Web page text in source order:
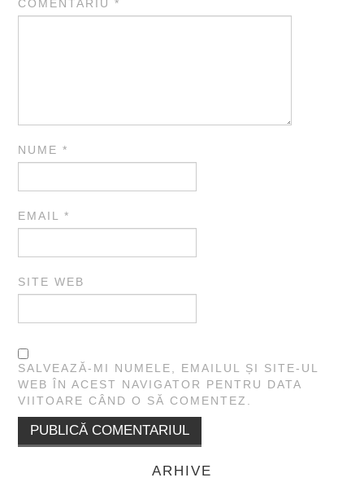
COMENTARIU*
NUME*
EMAIL*
SITE WEB
SALVEAZĂ-MI NUMELE, EMAILUL ȘI SITE-UL
WEB ÎN ACEST NAVIGATOR PENTRU DATA
VIITOARE CÂND O SĂ COMENTEZ.
ARHIVE